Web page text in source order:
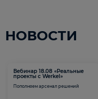
НОВОСТИ
Вебинар 18.08 «Реальные
проекты с Werkel»
Пополняем арсенал решений